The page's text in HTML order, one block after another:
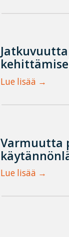
Lue lisää
Varmuutta
Lue lisää